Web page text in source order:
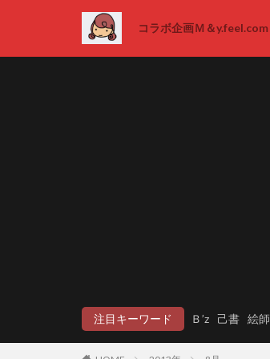
コラボ企画Ｍ＆y.feel.com
注目キーワード Ｂ’z 己書 絵師